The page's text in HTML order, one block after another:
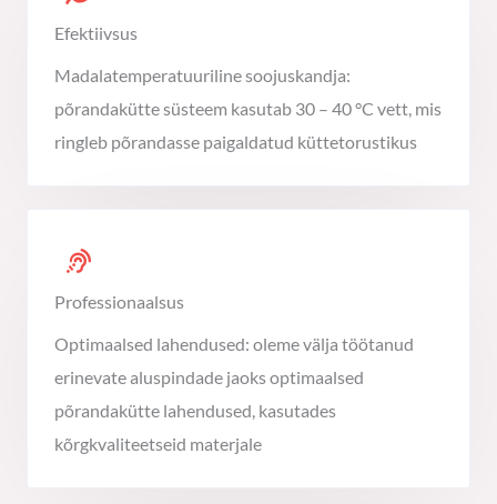
Efektiivsus
Madalatemperatuuriline soojuskandja:
põrandakütte süsteem kasutab 30 – 40 °C vett, mis
ringleb põrandasse paigaldatud küttetorustikus
Professionaalsus
Optimaalsed lahendused: oleme välja töötanud
erinevate aluspindade jaoks optimaalsed
põrandakütte lahendused, kasutades
kõrgkvaliteetseid materjale